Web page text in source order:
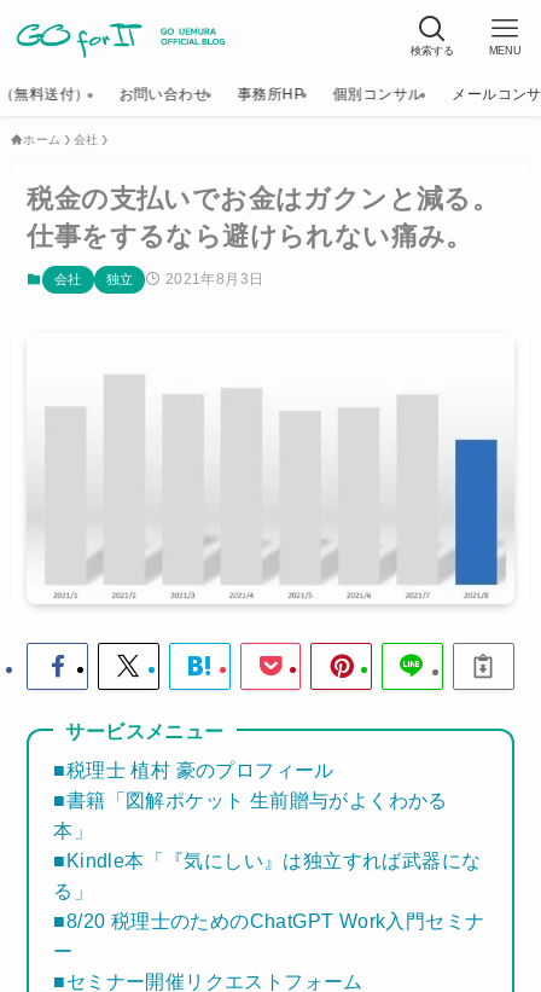
検索する MENU
無料送付） お問い合わせ 事務所HP 個別コンサル メールコン
ホーム 会社
税金の支払いでお金はガクンと減る。
仕事をするなら避けられない痛み。
会社 独立 2021年8月3日
サービスメニュー
■税理士 植村 豪のプロフィール
■書籍「図解ポケット 生前贈与がよくわかる
本」
■Kindle本「『気にしい』は独立すれば武器にな
る」
■8/20 税理士のためのChatGPT Work入門セミナ
ー
■セミナー開催リクエストフォーム